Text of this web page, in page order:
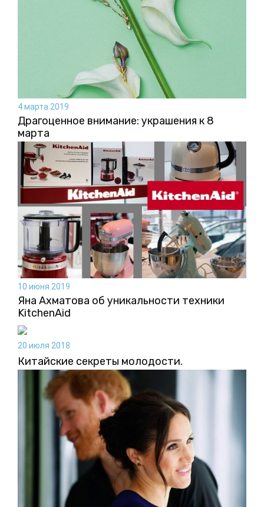
4 марта 2019
Драгоценное внимание: украшения к 8
марта
10 июня 2019
Яна Ахматова об уникальности техники
KitchenAid
20 июля 2018
Китайские секреты молодости.